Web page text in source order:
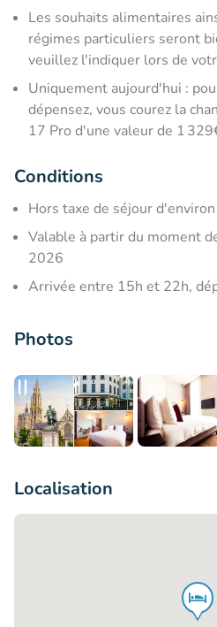
Les souhaits alimentaires
régimes particuliers seront
veuillez l'indiquer lors de
Uniquement aujourd'hui :
dépensez, vous courez la
17 Pro d'une valeur de 1
Conditions
Hors taxe de séjour
Valable à partir du moment
2026
Arrivée entre 15h et 22h,
Photos
Localisation